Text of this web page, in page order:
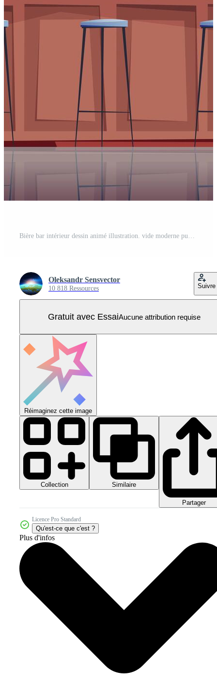
Bière bar intérieur dessin animé illustration. vide moderne pub, bar compteur avec de l'alcool boissons, tabouret chaises. café avec alcoolique breuvages dans bouteilles. Bière dans des lunettes et café machine, plat Vecteur Pro
Oleksandr Sensvector
10 818 Ressources Suivre
Gratuit avec EssaiAucune attribution requise
Réimaginez cette image
Collection Similaire
Partager
Licence Pro Standard
Qu'est-ce que c'est ?
Plus d'infos